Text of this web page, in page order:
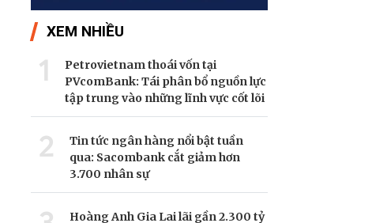
XEM NHIỀU
1
Petrovietnam thoái vốn tại
PVcomBank: Tái phân bổ nguồn lực
tập trung vào những lĩnh vực cốt lõi
2
Tin tức ngân hàng nổi bật tuần
qua: Sacombank cắt giảm hơn
3.700 nhân sự
Hoàng Anh Gia Lai lãi gần 2.300 tỷ